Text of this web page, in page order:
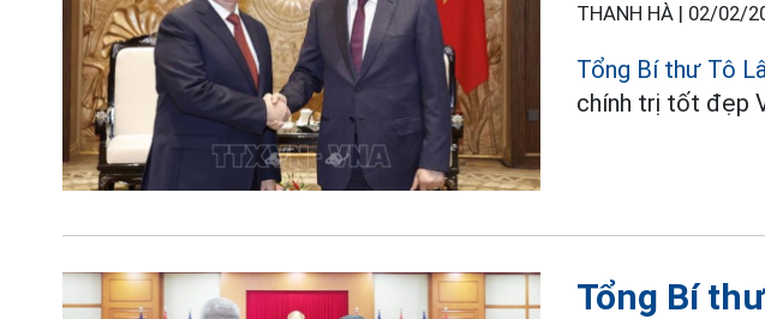
THANH HÀ | 02/02/
Tổng Bí thư Tô
chính trị tốt đẹp
Tổng Bí